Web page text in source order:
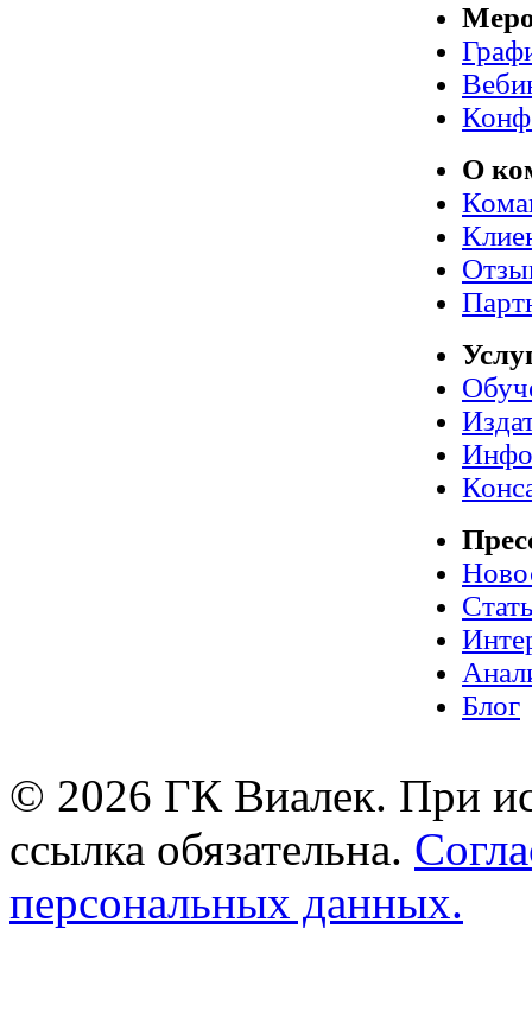
О
Блог
© 2026 ГК Виалек. При
ссылка обязательна.
персональных данных.